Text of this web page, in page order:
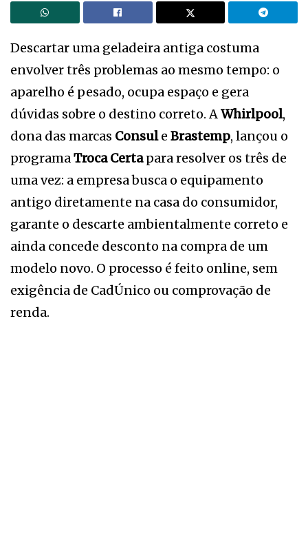
Descartar uma geladeira antiga costuma
envolver três problemas ao mesmo tempo: o
aparelho é pesado, ocupa espaço e gera
dúvidas sobre o destino correto. AWhirlpool,
dona das marcas Consule Brastemp, lançou o
programaTroca Certapara resolver os três de
uma vez: a empresa busca o equipamento
antigo diretamente na casa do consumidor,
garante o descarte ambientalmente correto e
ainda concede desconto na compra de um
modelo novo. O processo é feito online, sem
exigência de CadÚnico ou comprovação de
renda.